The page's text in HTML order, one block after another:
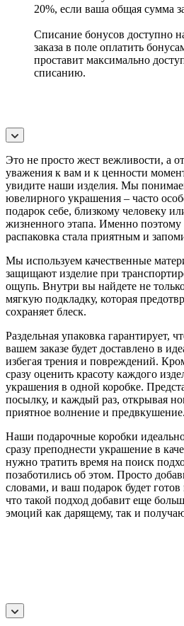
20%, если ваша общая сумма
Списание бонусов доступно
заказа в поле оплатить
проставит максимально
списанию.
Это не просто жест вежливости, а
уважения к вам и к ценности
увидите наши изделия. Мы
ювелирного украшения – часто
подарок себе, близкому человеку
жизненного этапа. Именно
распаковка стала приятным и
Мы используем качественные
защищают изделие при
ощупь. Внутри вы найдете не
мягкую подкладку, которая
сохраняет блеск.
Раздельная упаковка гарантирует,
вашем заказе будет доставлено в
избегая трения и повреждений.
сразу оценить красоту каждого
украшения в одной коробке.
посылку, и каждый раз, открывая
приятное волнение и предвкушение.
Наши подарочные коробки
сразу преподнести украшение в
нужно тратить время на поиск
позаботились об этом. Просто
словами, и ваш подарок будет
что такой подход добавит еще
эмоций как дарящему, так и